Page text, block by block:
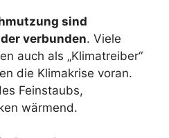
sind
verbunden. Viele
auch als „Klimatreiber“
die Klimakrise voran.
Feinstaubs,
wärmend.